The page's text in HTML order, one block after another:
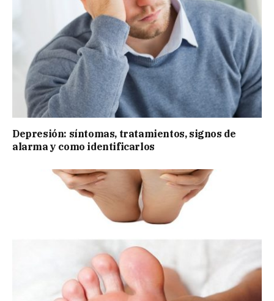
Depresión: síntomas, tratamientos, signos de
alarma y como identificarlos